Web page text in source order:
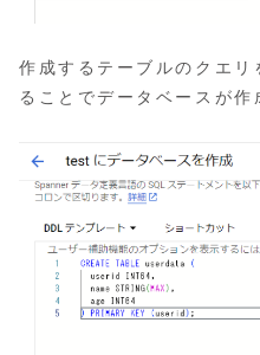
作成するテーブルのクエリ
ることでデータベースが作